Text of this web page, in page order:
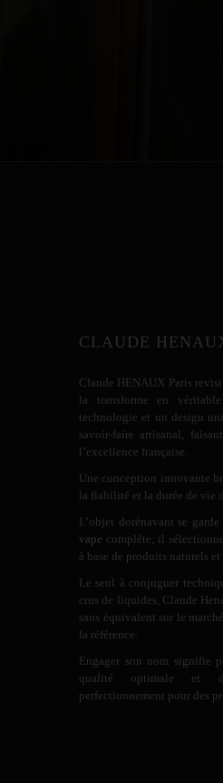
CLAUDE
Claude HENAUX Paris
la transforme en
technologie et un design
savoir-faire artisanal,
l’excellence française.
Une conception innovante
la fiabilité et la durée de vie
L’objet dorénavant se
vape complète, il
à base de produits naturels
Le seul à conjuguer
crus de liquides, Claude
sans équivalent sur le
la référence.
Engager son nom signifie
qualité optimale et
perfectionnement pour des